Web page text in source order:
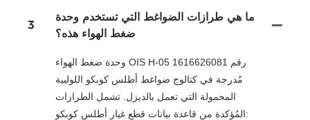
3
ما هي طرازات الضواغط التي تستخدم وحدة
ضغط الهواء هذه؟
وحدة ضغط الهواء OIS H-05 رقم 1616626081
مُدرجة في كتالوج ضواغط أطلس كوبكو اللولبية
المحمولة التي تعمل بالديزل. تشمل الطرازات
المُؤكدة من قاعدة بيانات قطع غيار أطلس كوبكو: